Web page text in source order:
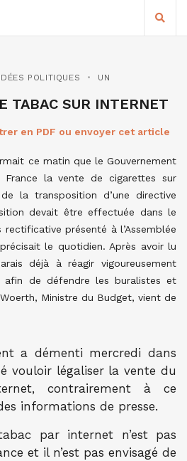
POLITIQUES
UN
TABAC SUR INTERNET
en PDF ou envoyer cet article
ce matin que le Gouvernement
France la vente de cigarettes sur
la transposition d’une directive
devait être effectuée dans le
présenté à l’Assemblée
le quotidien. Après avoir lu
déjà à réagir vigoureusement
afin de défendre les buralistes et
Ministre du Budget, vient de
a démenti mercredi dans
vouloir légaliser la vente du
contrairement à ce
informations de presse.
par internet n’est pas
et il n’est pas envisagé de